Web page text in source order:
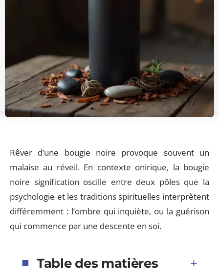
Rêver d’une bougie noire provoque souvent un
malaise au réveil. En contexte onirique, la bougie
noire signification oscille entre deux pôles que la
psychologie et les traditions spirituelles interprètent
différemment : l’ombre qui inquiète, ou la guérison
qui commence par une descente en soi.
Table des matières